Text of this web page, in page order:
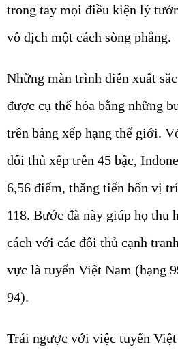
trong tay mọi điều kiện lý
vô địch một cách sòng phẳng.
Những màn trình diễn xuất
được cụ thể hóa bằng những
trên bảng xếp hạng thế giới.
đối thủ xếp trên 45 bậc,
6,56 điểm, thăng tiến bốn vị
118. Bước đà này giúp họ thu
cách với các đối thủ cạnh
vực là tuyển Việt Nam (hạng
94).
Trái ngược với việc tuyển